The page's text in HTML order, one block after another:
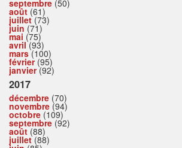
septembre (50)
août (61)
juillet(73)
juin (71)
mai (75)
avril(93)
mars(100)
février(95)
janvier(92)
2017
décembre (70)
novembre (94)
octobre (109)
septembre (92)
août (88)
juillet(88)